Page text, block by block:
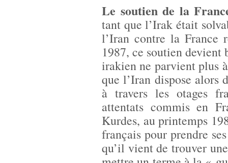
Le soutien de la
tant que l’Irak était
l’Iran contre la France
1987, ce soutien
irakien ne parvient plus
que l’Iran dispose alors
à travers les otages
attentats commis en
Kurdes, au printemps
français pour prendre
qu’il vient de trouver